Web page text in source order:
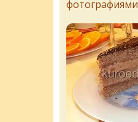
фотографиями